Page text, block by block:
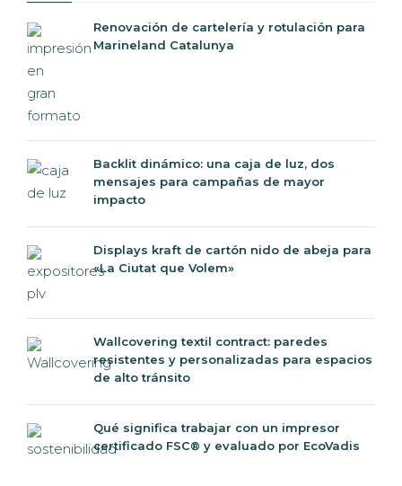
Renovación de cartelería y rotulación para
Marineland Catalunya
Backlit dinámico: una caja de luz, dos
mensajes para campañas de mayor
impacto
Displays kraft de cartón nido de abeja para
«La Ciutat que Volem»
Wallcovering textil contract: paredes
resistentes y personalizadas para espacios
de alto tránsito
Qué significa trabajar con un impresor
certificado FSC® y evaluado por EcoVadis